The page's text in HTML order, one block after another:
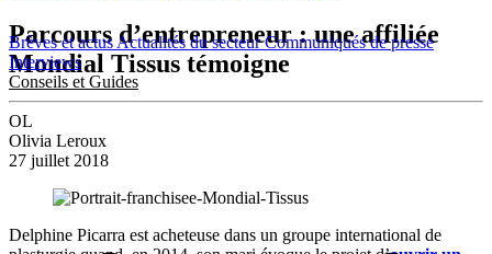
Brèves et actus Actualités du secteurCommuniqués de presse
Interviews
Conseils et Guides
Parcours d’entrepreneur : une affiliée
Mondial Tissus témoigne
OL
Olivia Leroux
27 juillet 2018
Delphine Picarra est acheteuse dans un groupe international de